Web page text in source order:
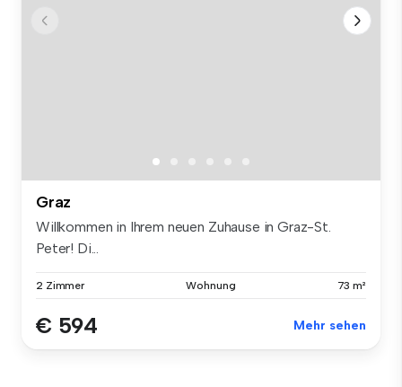
Graz
Willkommen in Ihrem neuen Zuhause in Graz-St.
Peter! Di...
2 Zimmer Wohnung 73 m²
€ 594 Mehr sehen